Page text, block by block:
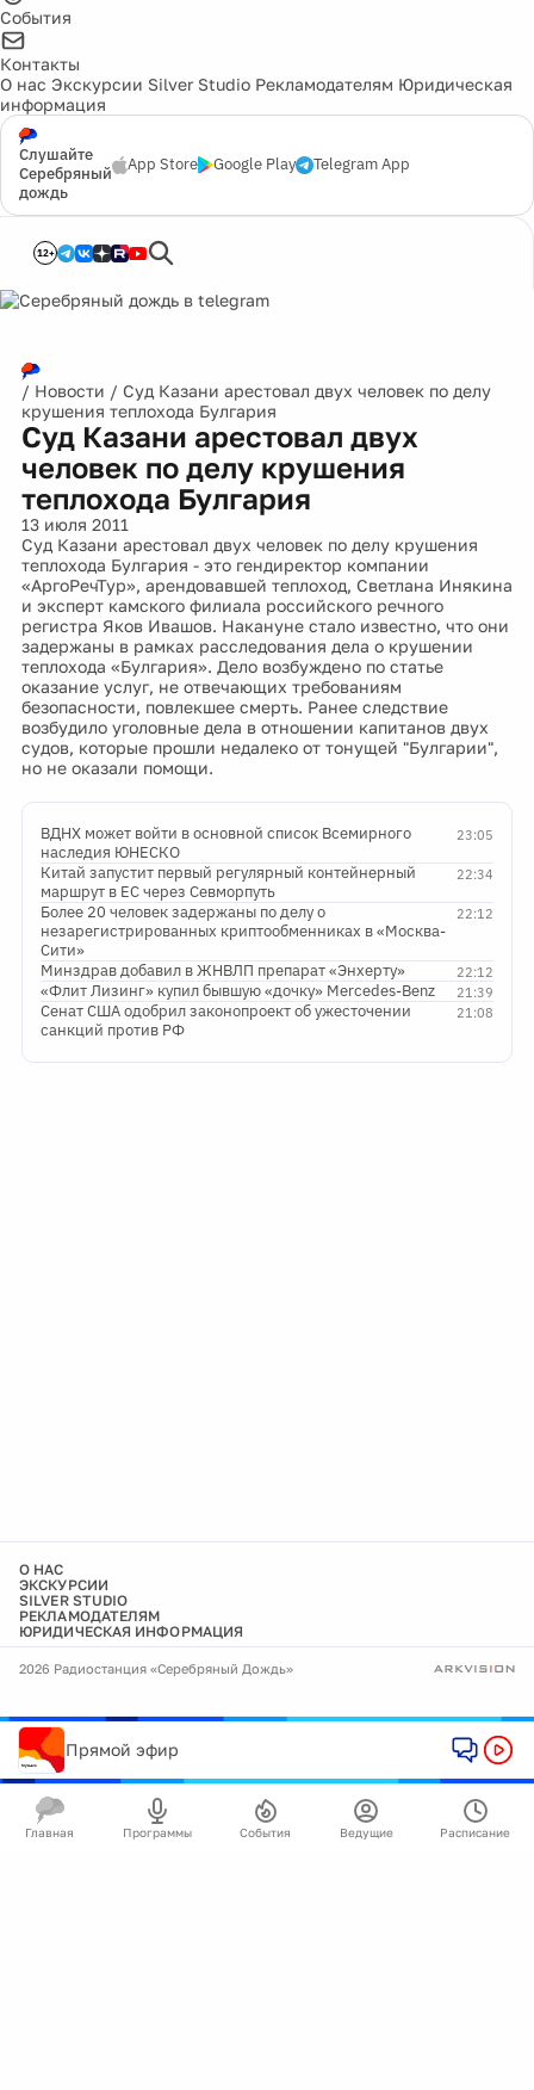
События
Контакты
О нас Экскурсии Silver Studio Рекламодателям Юридическая
информация
Слушайте
Серебряный
дождь
App Store Google Play Telegram App
12+
/ Новости / Суд Казани арестовал двух человек по делу
крушения теплохода Булгария
Суд Казани арестовал двух
человек по делу крушения
теплохода Булгария
13 июля 2011
Суд Казани арестовал двух человек по делу крушения
теплохода Булгария - это гендиректор компании
«АргоРечТур», арендовавшей теплоход, Светлана Инякина
и эксперт камского филиала российского речного
регистра Яков Ивашов. Накануне стало известно, что они
задержаны в рамках расследования дела о крушении
теплохода «Булгария». Дело возбуждено по статье
оказание услуг, не отвечающих требованиям
безопасности, повлекшее смерть. Ранее следствие
возбудило уголовные дела в отношении капитанов двух
судов, которые прошли недалеко от тонущей "Булгарии",
но не оказали помощи.
23:05
ВДНХ может войти в основной список Всемирного
наследия ЮНЕСКО
22:34
Китай запустит первый регулярный контейнерный
маршрут в ЕС через Севморпуть
22:12
Более 20 человек задержаны по делу о
незарегистрированных криптообменниках в «Москва-
Сити»
22:12
Минздрав добавил в ЖНВЛП препарат «Энхерту»
21:39
«Флит Лизинг» купил бывшую «дочку» Mercedes-Benz
21:08
Сенат США одобрил законопроект об ужесточении
санкций против РФ
О НАС
ЭКСКУРСИИ
SILVER STUDIO
РЕКЛАМОДАТЕЛЯМ
ЮРИДИЧЕСКАЯ ИНФОРМАЦИЯ
2026 Радиостанция «Серебряный Дождь»
Прямой эфир
Главная Программы События Ведущие Расписание